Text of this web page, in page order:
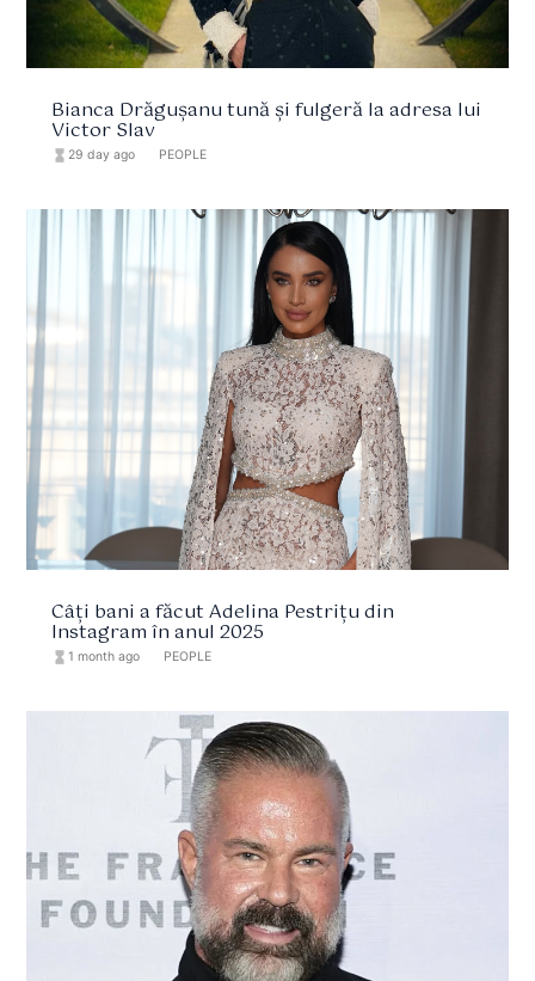
Bianca Drăgușanu tună și fulgeră la adresa lui
Victor Slav
hourglass_full 29 day ago PEOPLE
Câți bani a făcut Adelina Pestrițu din
Instagram în anul 2025
hourglass_full 1 month ago PEOPLE